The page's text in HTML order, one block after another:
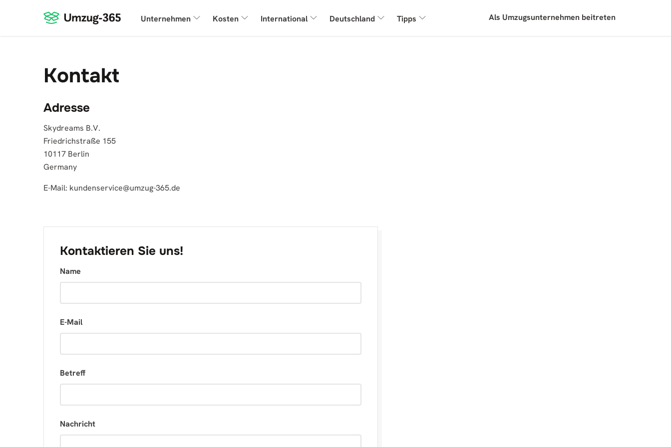
Unternehmen Kosten International Deutschland Tipps Als Umzugsunternehmen beitreten
Kontakt
Adresse
Skydreams B.V.
Friedrichstraße 155
10117 Berlin
Germany
E-Mail: kundenservice@umzug-365.de
Kontaktieren Sie uns!
Name
E-Mail
Betreff
Nachricht